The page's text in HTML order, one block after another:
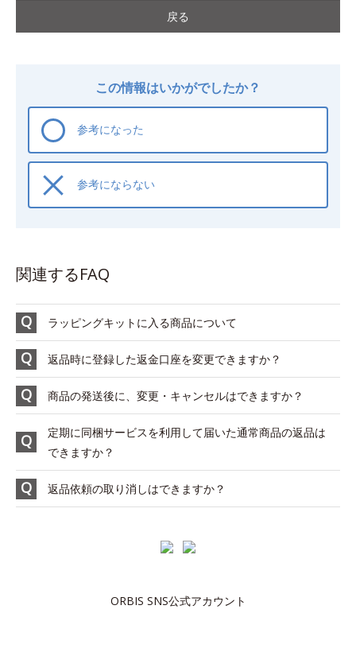
戻る
この情報はいかがでしたか？
参考になった
参考にならない
関連するFAQ
ラッピングキットに入る商品について
返品時に登録した返金口座を変更できますか？
商品の発送後に、変更・キャンセルはできますか？
定期に同梱サービスを利用して届いた通常商品の返品は
できますか？
返品依頼の取り消しはできますか？
ORBIS SNS公式アカウント